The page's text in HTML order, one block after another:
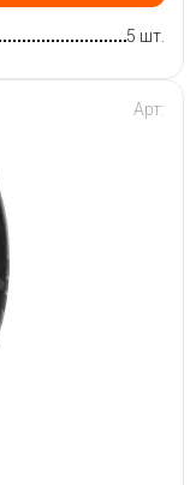
5 шт.
Арт: